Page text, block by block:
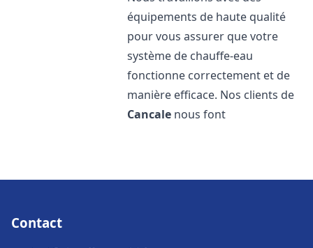
équipements de haute qualité
pour vous assurer que votre
système de chauffe-eau
fonctionne correctement et de
manière efficace. Nos clients de
Cancale nous font
Contact